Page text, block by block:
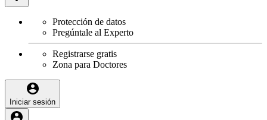
Protección de datos
Pregúntale al Experto
Registrarse gratis
Zona para Doctores
Iniciar sesión